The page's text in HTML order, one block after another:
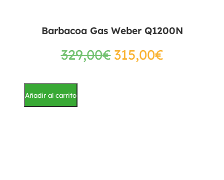
Barbacoa Gas Weber Q1200N
329,00€315,00€
Añadir al carrito